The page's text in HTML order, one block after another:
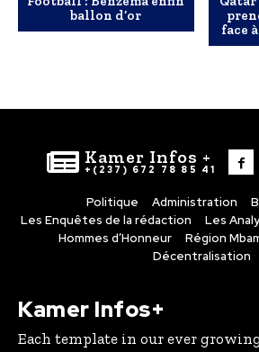
ballon d’or
face
Kamer Infos +
+(237) 672 78 85 41
Politique Administration
Les Enquêtes de la rédaction
Les
Hommes d’Honneur
Région
Décentralisation
Kamer Infos+
Each template in our ever